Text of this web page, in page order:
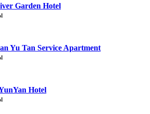
Garden Hotel
Yu Tan Service Apartment
Hotel